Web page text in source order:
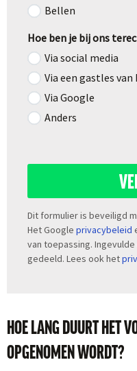
Bellen
Hoe ben je bij ons
Via social media
Via een gastles van
Via Google
Anders
Dit formulier is beveiligd
Het Google privacybeleid
van toepassing.
gedeeld. Lees ook het
HOE LANG DUURT HET
OPGENOMEN WORDT?